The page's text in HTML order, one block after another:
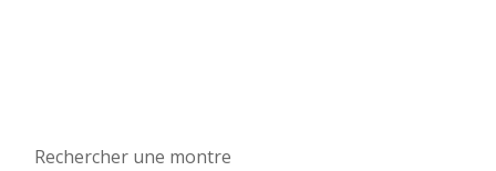
Rechercher une montre